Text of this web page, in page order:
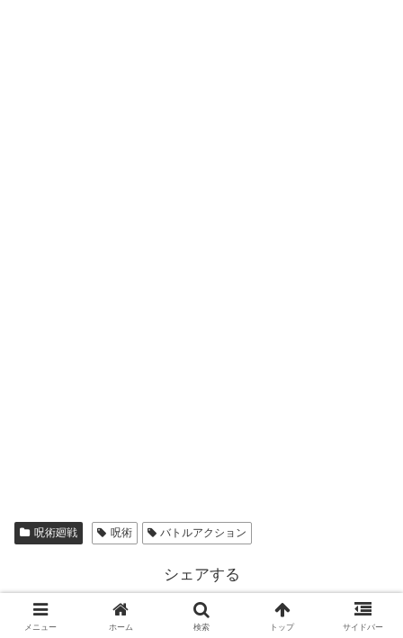
呪術廻戦 呪術 バトルアクション
シェアする
Facebook
メニュー ホーム 検索 トップ サイドバー